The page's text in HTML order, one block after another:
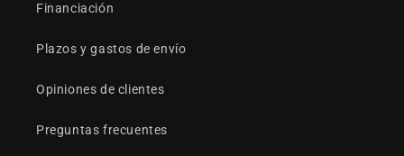
Financiación
Plazos y gastos de envío
Opiniones de clientes
Preguntas frecuentes